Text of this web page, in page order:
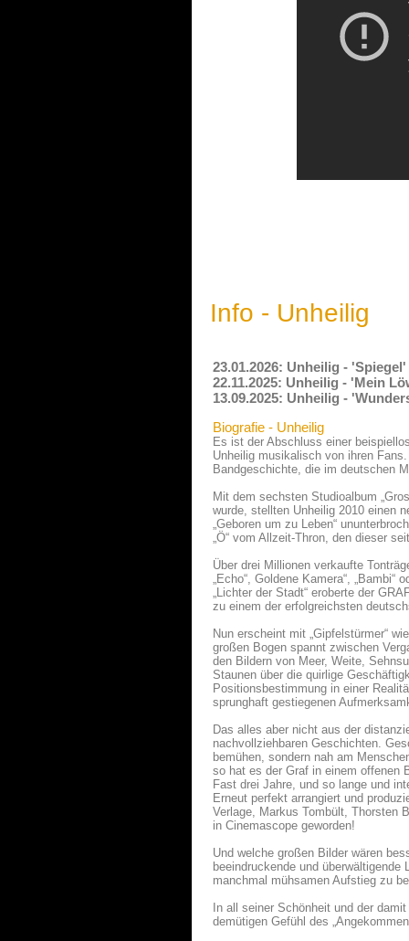
Info - Unheilig
23.01.2026: Unheilig -
22.11.2025: Unheilig - 'Mein
13.09.2025: Unheilig -
Biografie - Unheilig
Es ist der Abschluss einer
Unheilig musikalisch von ihren
Bandgeschichte, die im deutschen
Mit dem sechsten Studioalbum
wurde, stellten Unheilig 2010 einen
„Geboren um zu Leben“
„Ö“ vom Allzeit-Thron, den dieser
Über drei Millionen verkaufte
„Echo“, Goldene Kamera“,
„Lichter der Stadt“ eroberte der
zu einem der erfolgreichsten
Nun erscheint mit „Gipfelstürmer“
großen Bogen spannt zwischen
den Bildern von Meer, Weite,
Staunen über die quirlige
Positionsbestimmung in einer
sprunghaft gestiegenen
Das alles aber nicht aus der
nachvollziehbaren Geschichten.
bemühen, sondern nah am
so hat es der Graf in einem offenen
Fast drei Jahre, und so lange und
Erneut perfekt arrangiert und
Verlage, Markus Tombült, Thorsten
in Cinemascope geworden!
Und welche großen Bilder wären
beeindruckende und
manchmal mühsamen Aufstieg zu
In all seiner Schönheit und der
demütigen Gefühl des